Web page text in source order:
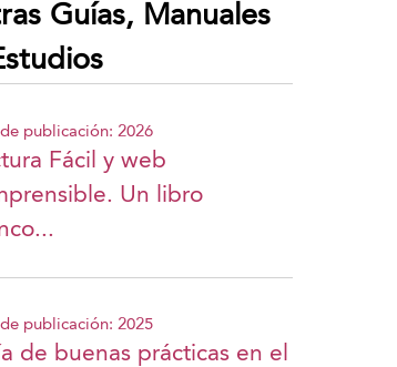
Guías, Manuales
publicación: 2026
Fácil y web
Un libro
publicación: 2025
de buenas prácticas en el